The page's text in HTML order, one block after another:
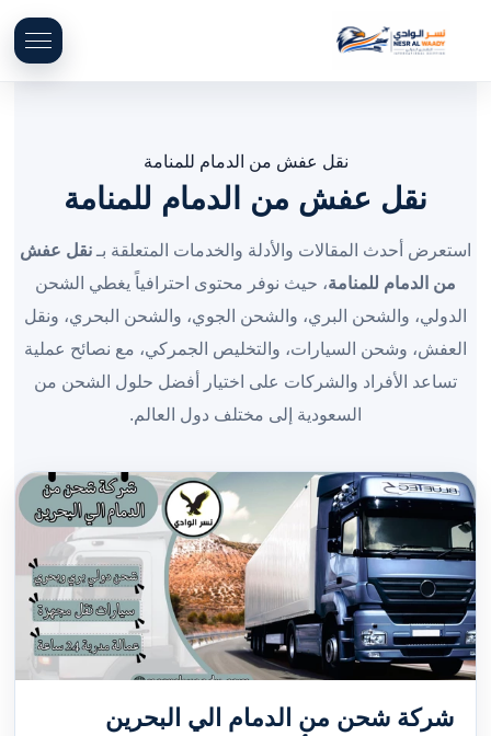
نقل عفش من الدمام للمنامة
نقل عفش من الدمام للمنامة
استعرض أحدث المقالات والأدلة والخدمات المتعلقة بـ نقل عفش
من الدمام للمنامة، حيث نوفر محتوى احترافياً يغطي الشحن
الدولي، والشحن البري، والشحن الجوي، والشحن البحري، ونقل
العفش، وشحن السيارات، والتخليص الجمركي، مع نصائح عملية
تساعد الأفراد والشركات على اختيار أفضل حلول الشحن من
السعودية إلى مختلف دول العالم.
شركة شحن من الدمام الي البحرين